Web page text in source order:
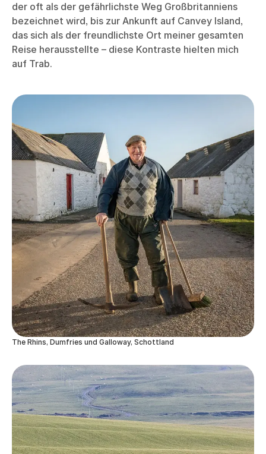
der oft als der gefährlichste Weg Großbritanniens
bezeichnet wird, bis zur Ankunft auf Canvey Island,
das sich als der freundlichste Ort meiner gesamten
Reise herausstellte – diese Kontraste hielten mich
auf Trab.
The Rhins, Dumfries und Galloway, Schottland